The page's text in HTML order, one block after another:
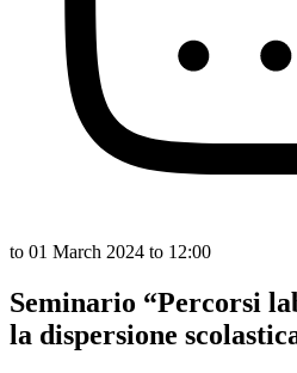
to 01 March 2024 to 12:00
Seminario “Percorsi
la dispersione